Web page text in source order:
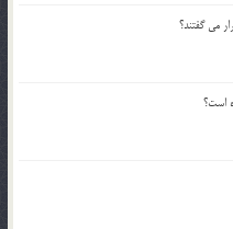
می گفتند؟
است؟